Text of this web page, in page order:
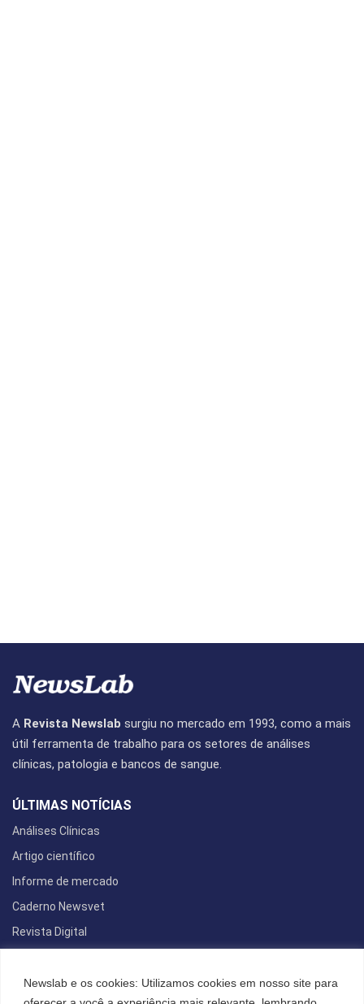
Newslab e os cookies: Utilizamos cookies em nosso site para
A Revista Newslab surgiu no mercado em 1993, como a mais
útil ferramenta de trabalho para os setores de análises
clínicas, patologia e bancos de sangue.
ÚLTIMAS NOTÍCIAS
Análises Clínicas
Artigo científico
Informe de mercado
Caderno Newsvet
Revista Digital